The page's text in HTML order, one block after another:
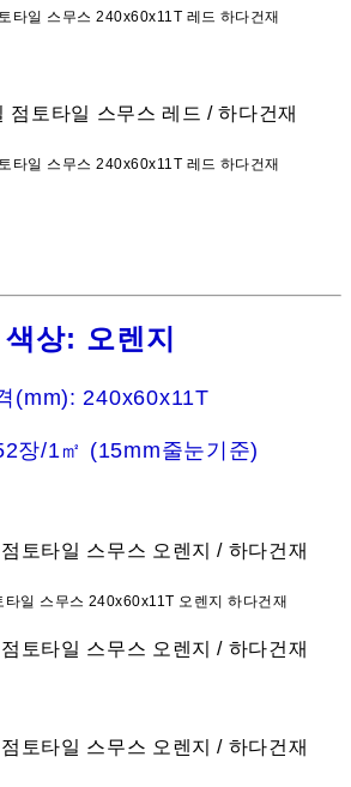
타일 스무스 240x60x11T 레드 하다건재
타일 스무스 240x60x11T 레드 하다건재
색상: 오렌지
(mm): 240x60x11T
장/1㎡ (15mm줄눈기준)
타일 스무스 240x60x11T 오렌지 하다건재